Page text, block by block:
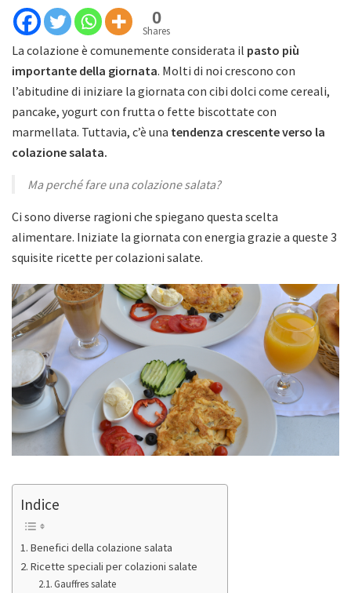
0
Shares
La colazione è comunemente considerata il pasto più
importante della giornata. Molti di noi crescono con
l’abitudine di iniziare la giornata con cibi dolci come cereali,
pancake, yogurt con frutta o fette biscottate con
marmellata. Tuttavia, c’è una tendenza crescente verso la
colazione salata.
Ma perché fare una colazione salata?
Ci sono diverse ragioni che spiegano questa scelta
alimentare. Iniziate la giornata con energia grazie a queste 3
squisite ricette per colazioni salate.
Indice
Benefici della colazione salata
Ricette speciali per colazioni salate
Gauffres salate